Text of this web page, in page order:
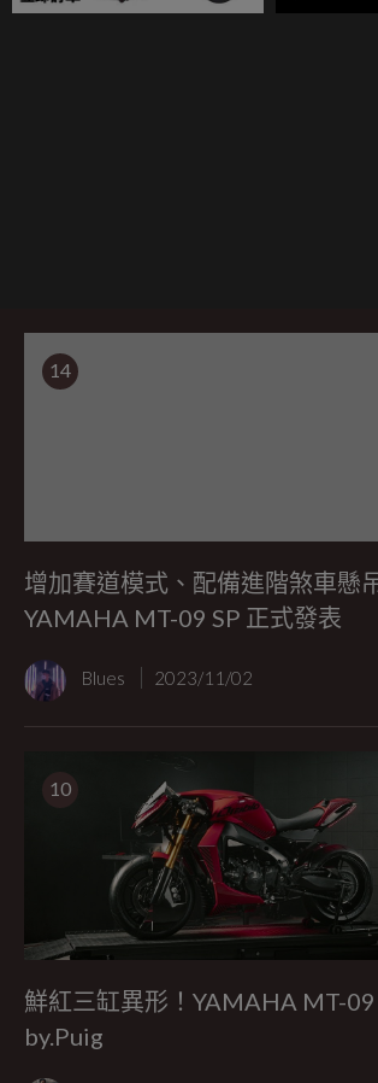
14
增加賽道模式、配備進階煞車
YAMAHA MT-09 SP 正式發表
Blues 2023/11/02
10
鮮紅三缸異形！YAMAHA MT-09
by.Puig